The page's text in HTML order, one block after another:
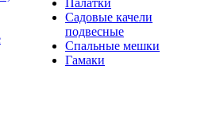
Палатки
Садовые качели
подвесные
Спальные мешки
Гамаки